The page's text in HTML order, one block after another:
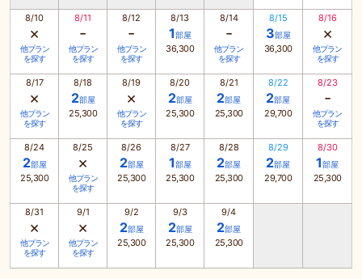
8/10
×
他プラン
を探す
8/11
-
他プラン
を探す
8/12
-
他プラン
を探す
8/13
1部屋
36,300
8/14
-
他プラン
を探す
8/15
3部屋
36,300
8/16
×
他プラン
を探す
8/17
×
他プラン
を探す
8/18
2部屋
25,300
8/19
×
他プラン
を探す
8/20
2部屋
25,300
8/21
2部屋
25,300
8/22
2部屋
29,700
8/23
-
他プラン
を探す
8/24
2部屋
25,300
8/25
×
他プラン
を探す
8/26
2部屋
25,300
8/27
1部屋
25,300
8/28
2部屋
25,300
8/29
2部屋
29,700
8/30
1部屋
25,300
8/31
×
他プラン
を探す
9/1
×
他プラン
を探す
9/2
2部屋
25,300
9/3
2部屋
25,300
9/4
2部屋
25,300